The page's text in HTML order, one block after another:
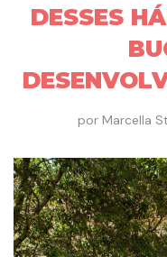
DESSES
por Marcella